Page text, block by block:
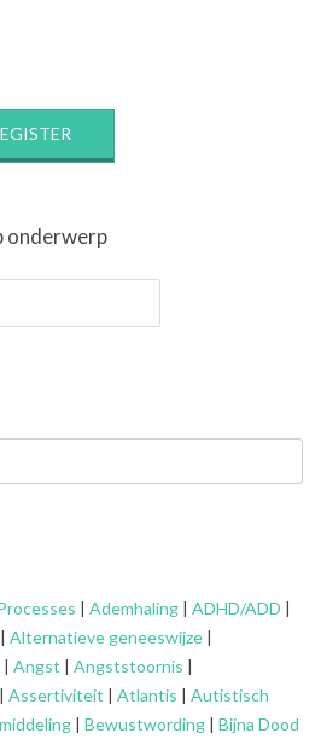
onderwerp
| Ademhaling | ADHD/ADD |
| Alternatieve geneeswijze |
| Angst | Angststoornis |
| Assertiviteit | Atlantis | Autistisch
| Bewustwording | Bijna Dood